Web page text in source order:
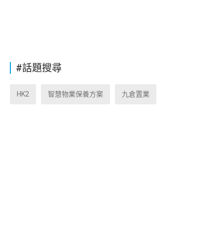
#話題搜尋
HK2 智慧物業保養方案 九倉置業